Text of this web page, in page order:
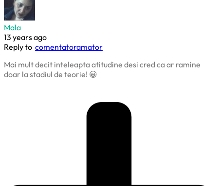
Mala
13 years ago
Reply to comentatoramator
Mai mult decit inteleapta atitudine desi cred ca ar ramine
doar la stadiul de teorie! 😀